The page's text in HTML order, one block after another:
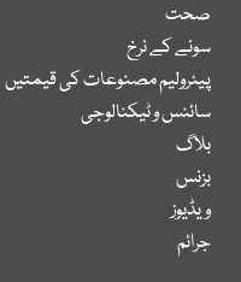
صحت
سونے کے نرخ
پیٹرولیم مصنوعات کی قیمتیں
سائنس و ٹیکنالوجی
بلاگ
بزنس
ویڈیوز
جرائم